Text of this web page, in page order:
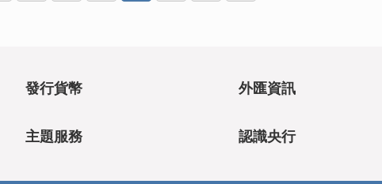
發行貨幣 外匯資訊
主題服務 認識央行